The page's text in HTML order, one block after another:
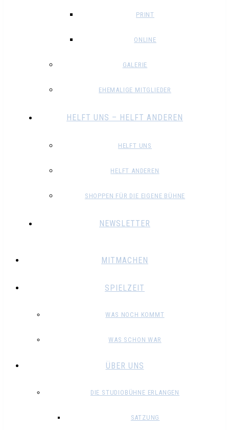
PRINT
ONLINE
GALERIE
EHEMALIGE MITGLIEDER
HELFT UNS – HELFT ANDEREN
HELFT UNS
HELFT ANDEREN
SHOPPEN FÜR DIE EIGENE BÜHNE
NEWSLETTER
MITMACHEN
SPIELZEIT
WAS NOCH KOMMT
WAS SCHON WAR
ÜBER UNS
DIE STUDIOBÜHNE ERLANGEN
SATZUNG